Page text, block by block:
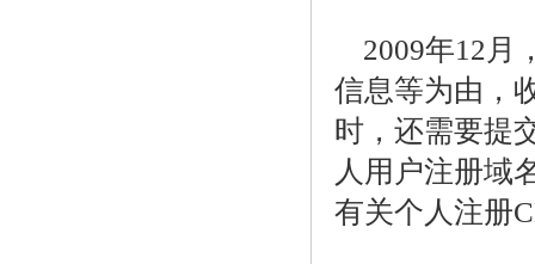
2009年12月
信息等为由，
时，还需要提
人用户注册域
有关个人注册